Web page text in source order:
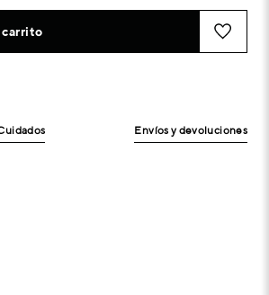
carrito
Envíos y devoluciones